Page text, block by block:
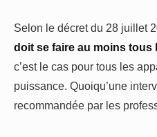
Selon le décret du 28 juillet
doit se faire au moins tous
c’est le cas pour tous les
puissance. Quoiqu’une
recommandée par les